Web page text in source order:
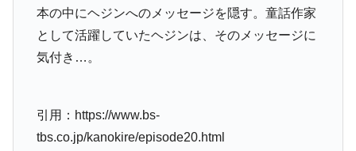
本の中にヘジンへのメッセージを隠す。童話作家
として活躍していたヘジンは、そのメッセージに
気付き…。
引用：https://www.bs-
tbs.co.jp/kanokire/episode20.html